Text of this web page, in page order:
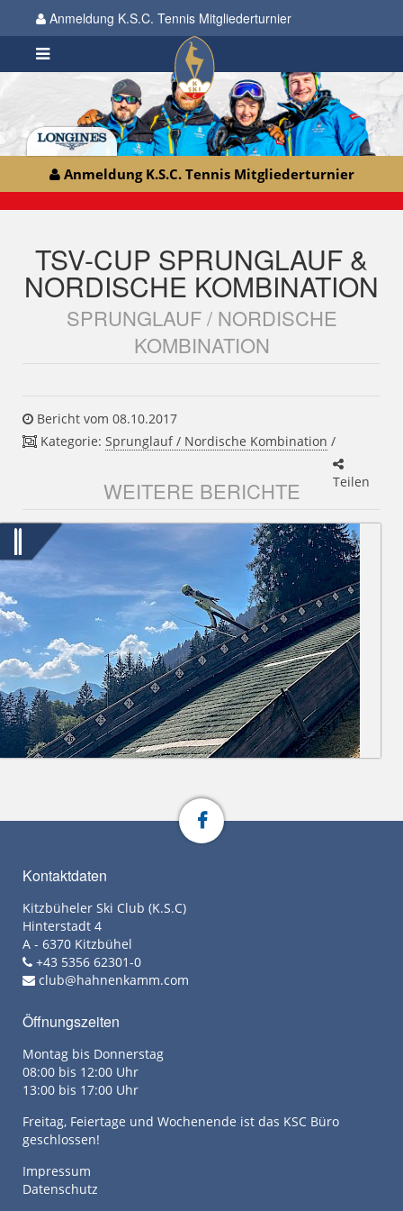
Anmeldung K.S.C. Tennis Mitgliederturnier
Anmeldung K.S.C. Tennis Mitgliederturnier
TSV-CUP SPRUNGLAUF &
NORDISCHE KOMBINATION
SPRUNGLAUF / NORDISCHE
KOMBINATION
Bericht vom 08.10.2017
Kategorie: Sprunglauf / Nordische Kombination /
Teilen
WEITERE BERICHTE
Kontaktdaten
Kitzbüheler Ski Club (K.S.C)
Hinterstadt 4
A - 6370 Kitzbühel
+43 5356 62301-0
club@hahnenkamm.com
Öffnungszeiten
Montag bis Donnerstag
08:00 bis 12:00 Uhr
13:00 bis 17:00 Uhr
Freitag, Feiertage und Wochenende ist das KSC Büro
geschlossen!
Impressum
Datenschutz